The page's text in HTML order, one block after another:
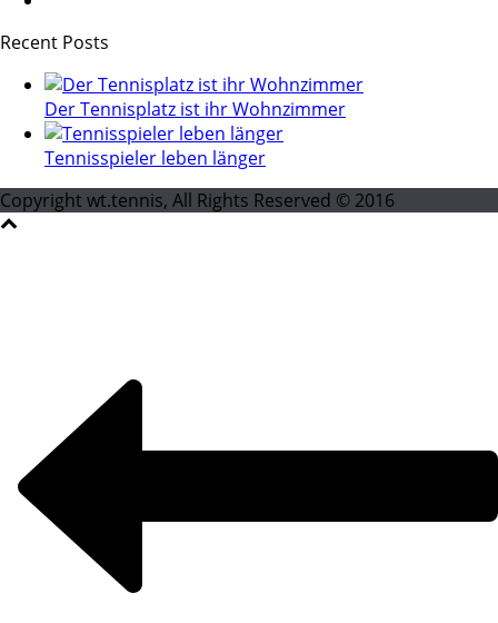
Recent Posts
Der Tennisplatz ist ihr Wohnzimmer
Tennisspieler leben länger
Copyright wt.tennis, All Rights Reserved © 2016